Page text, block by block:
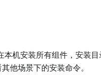
本机安装所有组件，安装
他场景下的安装命令。